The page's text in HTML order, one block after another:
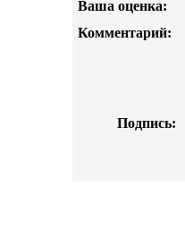
Ваша оценка:
Комментарий:
Подпись: